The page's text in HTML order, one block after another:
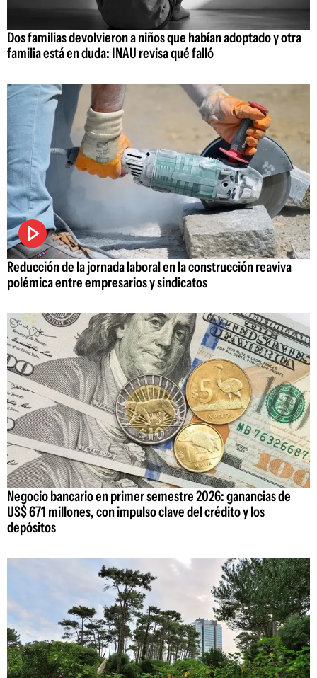
Dos familias devolvieron a niños que habían adoptado y otra
familia está en duda: INAU revisa qué falló
Reducción de la jornada laboral en la construcción reaviva
polémica entre empresarios y sindicatos
Negocio bancario en primer semestre 2026: ganancias de
US$ 671 millones, con impulso clave del crédito y los
depósitos